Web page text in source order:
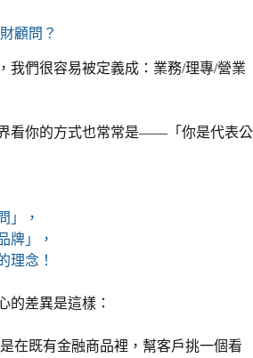
顧問？
我們很容易被定義成：業務/理專/營業
看你的方式也常常是——「你是代表公
」，
牌」，
理念！
的差異是這樣：
在既有金融商品裡，幫客戶挑一個看